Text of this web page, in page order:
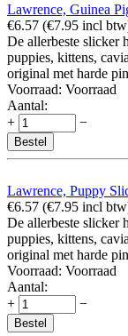
Lawrence, Guinea
€6.57 (€7.95 incl
De allerbeste slicker
puppies, kittens,
original met harde
Voorraad: Voorraad
Aantal:
+
−
Bestel
Lawrence, Puppy
€6.57 (€7.95 incl
De allerbeste slicker
puppies, kittens,
original met harde
Voorraad: Voorraad
Aantal:
+
−
Bestel